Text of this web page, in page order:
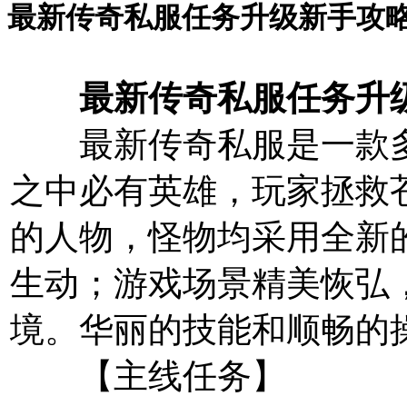
最新传奇私服任务升级新手攻
最新传奇私服任务升
最新传奇私服是一款
之中必有英雄，玩家拯
的人物，怪物均采用全新
生动；游戏场景精美恢弘
境。华丽的技能和顺畅的
【主线任务】